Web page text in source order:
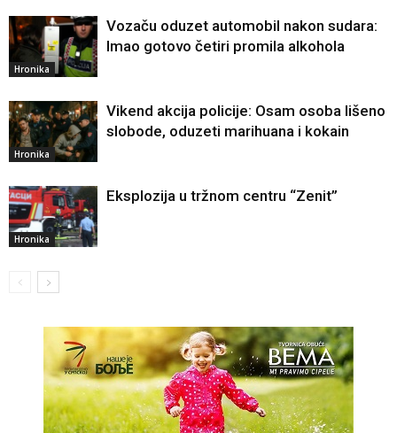
Hronika
Vozaču oduzet automobil nakon sudara:
Imao gotovo četiri promila alkohola
Hronika
Vikend akcija policije: Osam osoba lišeno
slobode, oduzeti marihuana i kokain
Hronika
Eksplozija u tržnom centru “Zenit”